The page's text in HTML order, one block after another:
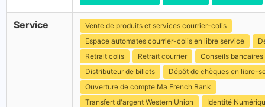
Service
Vente de produits et services courrier-colis
Espace automates courrier-colis en libre service
Retrait colis
Retrait courrier
Conseils bancaires
Distributeur de billets
Dépôt de chèques en libre-
Ouverture de compte Ma French Bank
Transfert d'argent Western Union
Identité